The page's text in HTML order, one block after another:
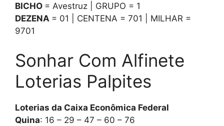
BICHO = Avestruz | GRUPO = 1
DEZENA = 01 | CENTENA = 701 | MILHAR =
9701
Sonhar Com Alfinete
Loterias Palpites
Loterias da Caixa Econômica Federal
Quina: 16 – 29 – 47 – 60 – 76